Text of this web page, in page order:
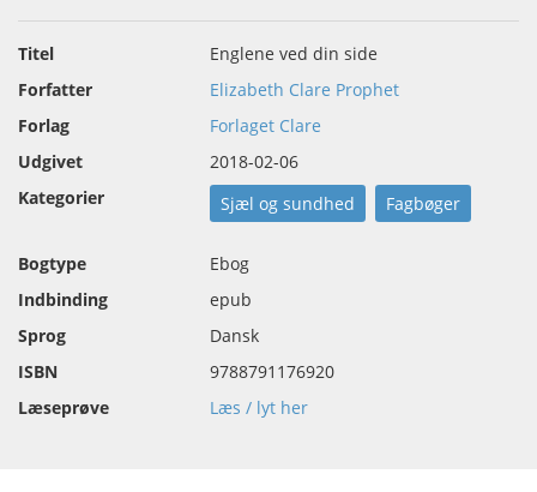
Titel
Englene ved din side
Forfatter
Elizabeth Clare Prophet
Forlag
Forlaget Clare
Udgivet
2018-02-06
Kategorier
Sjæl og sundhed Fagbøger
Bogtype
Ebog
Indbinding
epub
Sprog
Dansk
ISBN
9788791176920
Læseprøve
Læs / lyt her